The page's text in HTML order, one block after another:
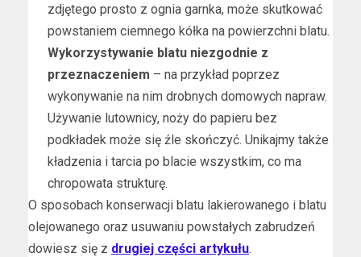
zdjętego prosto z ognia garnka, może skutkować
powstaniem ciemnego kółka na powierzchni blatu.
Wykorzystywanie blatu niezgodnie z
przeznaczeniem – na przykład poprzez
wykonywanie na nim drobnych domowych napraw.
Używanie lutownicy, noży do papieru bez
podkładek może się źle skończyć. Unikajmy także
kładzenia i tarcia po blacie wszystkim, co ma
chropowata strukturę.
O sposobach konserwacji blatu lakierowanego i blatu
olejowanego oraz usuwaniu powstałych zabrudzeń
dowiesz się z drugiej części artykułu.